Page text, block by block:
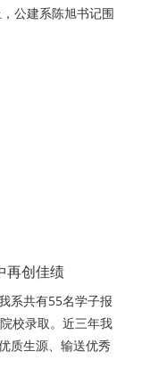
公建系陈旭书记围
再创佳绩
系共有55名学子报
校录取。近三年我
质生源、输送优秀